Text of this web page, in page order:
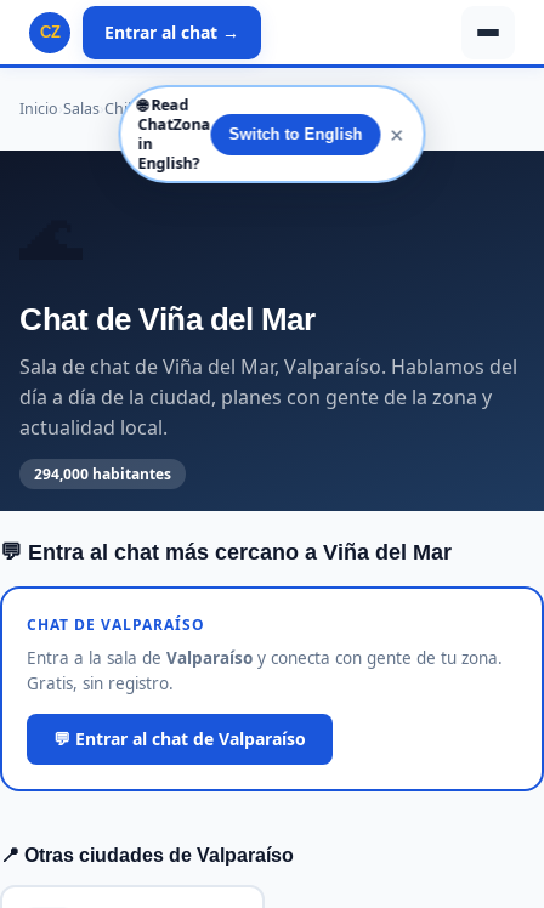
CZ Entrar al chat →
Inicio Salas Chile›Valparaíso
Chat de Viña del Mar
Sala de chat de Viña del Mar, Valparaíso. Hablamos del
día a día de la ciudad, planes con gente de la zona y
actualidad local.
294,000 habitantes
💬 Entra al chat más cercano a Viña del Mar
CHAT DE VALPARAÍSO
Entra a la sala de Valparaíso y conecta con gente de tu zona.
Gratis, sin registro.
💬 Entrar al chat de Valparaíso
📍 Otras ciudades de Valparaíso
🌐 Read
ChatZona
in
English?
Switch to English ✕